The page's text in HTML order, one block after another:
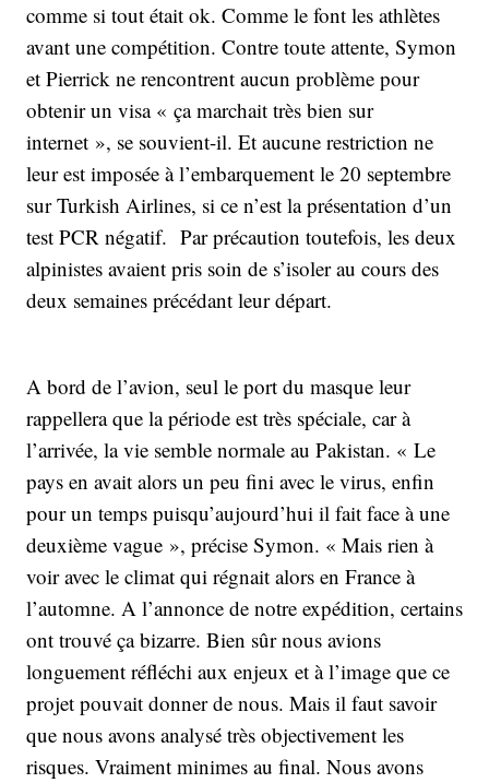
comme si tout était ok. Comme le font les athlètes
avant une compétition. Contre toute attente, Symon
et Pierrick ne rencontrent aucun problème pour
obtenir un visa « ça marchait très bien sur
internet », se souvient-il. Et aucune restriction ne
leur est imposée à l’embarquement le 20 septembre
sur Turkish Airlines, si ce n’est la présentation d’un
test PCR négatif. Par précaution toutefois, les deux
alpinistes avaient pris soin de s’isoler au cours des
deux semaines précédant leur départ.
A bord de l’avion, seul le port du masque leur
rappellera que la période est très spéciale, car à
l’arrivée, la vie semble normale au Pakistan. « Le
pays en avait alors un peu fini avec le virus, enfin
pour un temps puisqu’aujourd’hui il fait face à une
deuxième vague », précise Symon. « Mais rien à
voir avec le climat qui régnait alors en France à
l’automne. A l’annonce de notre expédition, certains
ont trouvé ça bizarre. Bien sûr nous avions
longuement réfléchi aux enjeux et à l’image que ce
projet pouvait donner de nous. Mais il faut savoir
que nous avons analysé très objectivement les
risques. Vraiment minimes au final. Nous avons